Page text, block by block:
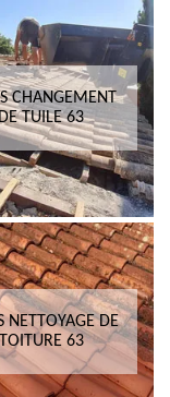
CHANGEMENT
TUILE 63
NETTOYAGE DE
TOITURE 63